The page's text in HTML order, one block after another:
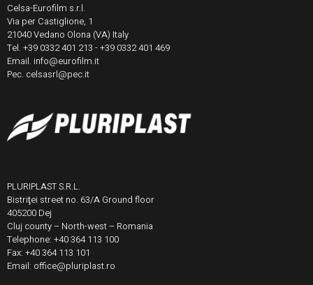
Celsa-Eurofilm s.r.l.
Via per Castiglione, 1
21040 Vedano Olona (VA) Italy
Tel. +39 0332 401 213 - +39 0332 401 469
Email. info@eurofilm.it
Pec. celsasrl@pec.it
PLURIPLAST S.R.L.
Bistriţei street no. 63/A Ground floor
405200 Dej
Cluj county – North-west – Romania
Telephone: +40 364 113 100
Fax: +40 364 113 101
Email: office@pluriplast.ro